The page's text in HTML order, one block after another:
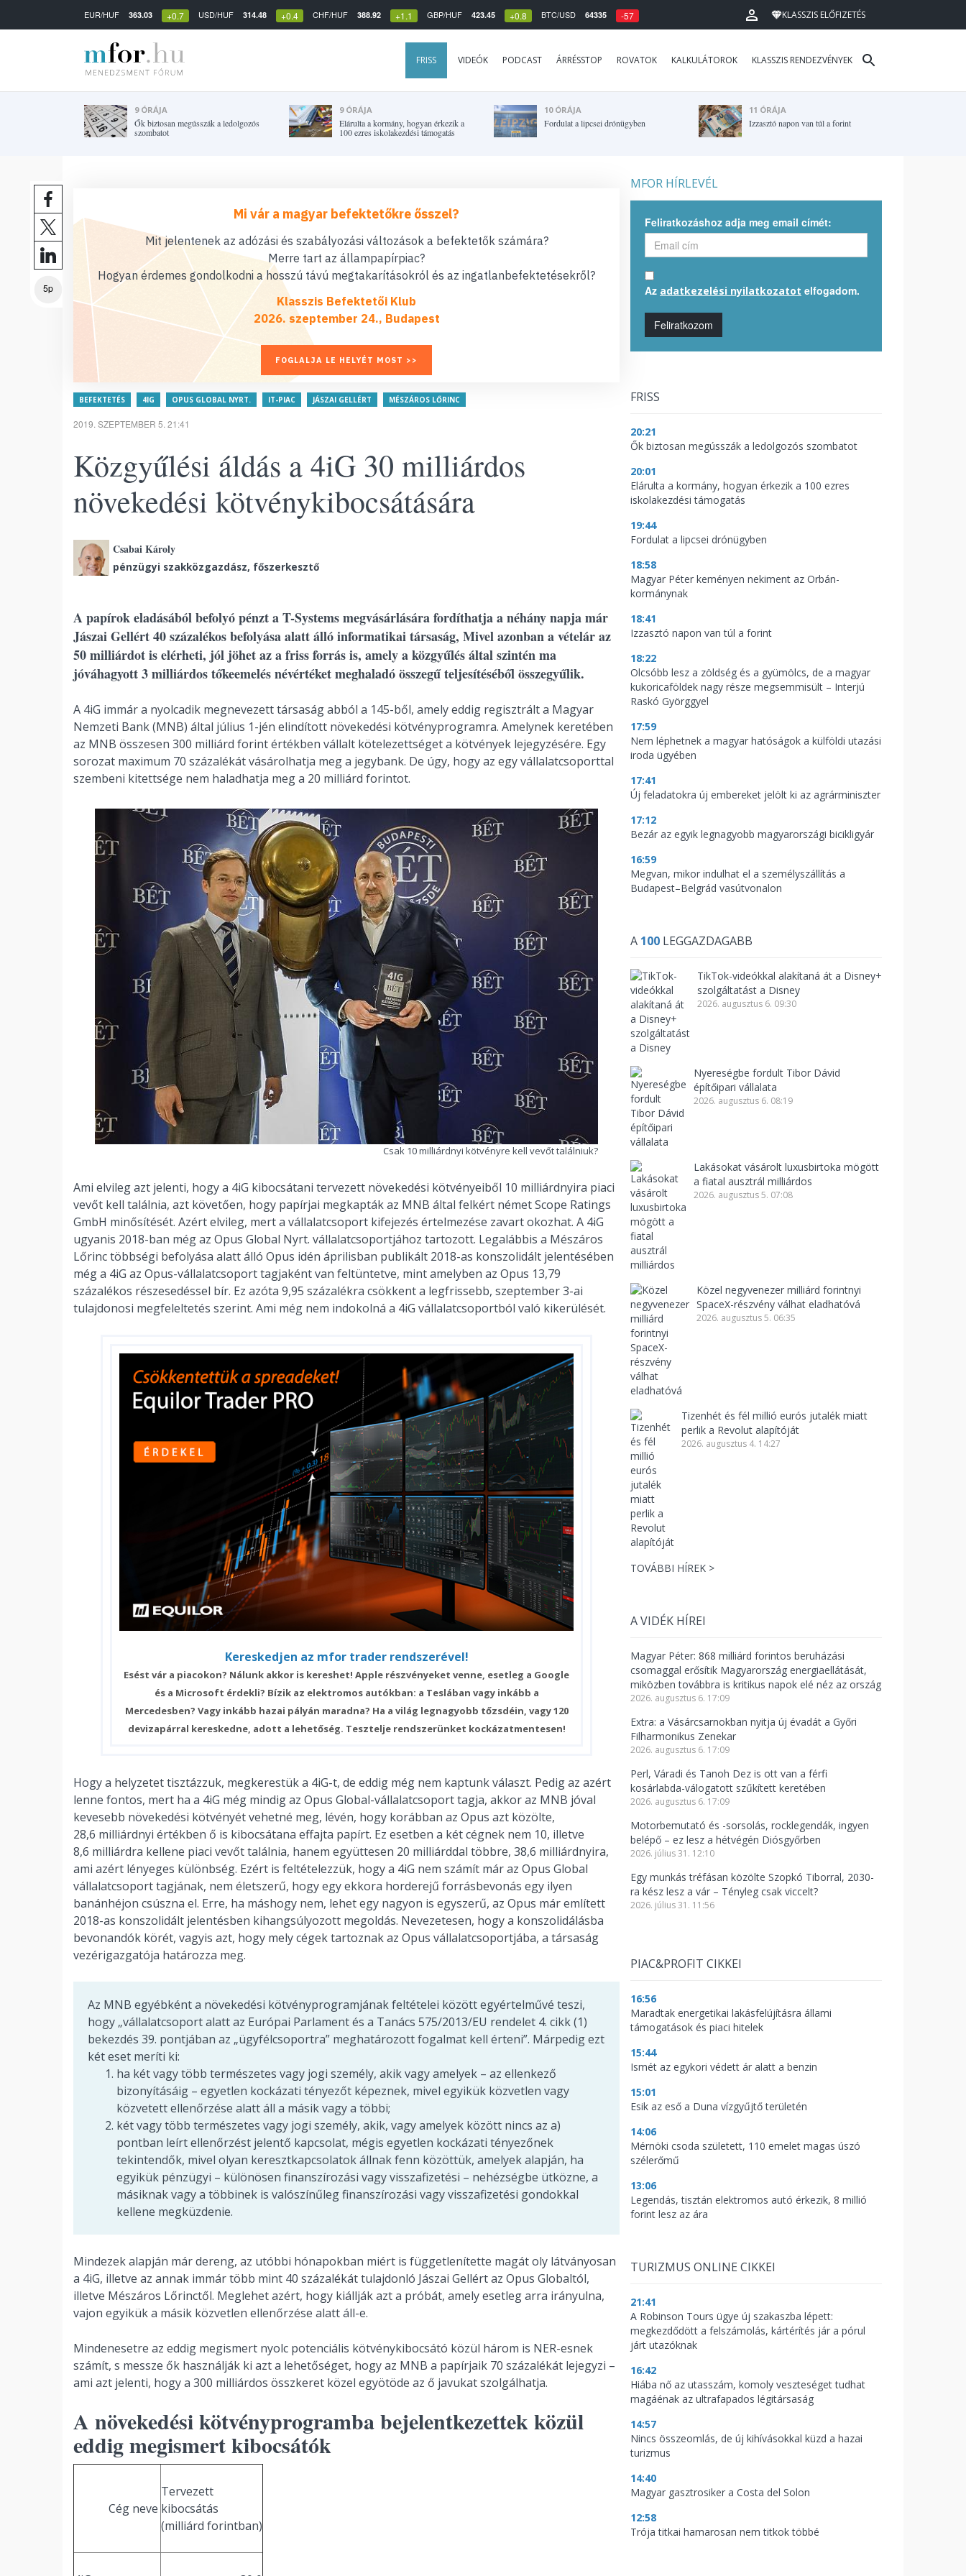
EUR/HUF 363.03 +0.7 USD/HUF 314.48 +0.4 CHF/HUF 388.92 +1.1 GBP/HUF 423.45 +0.8 BTC/USD 64335 -57 KLASSZIS ELŐFIZETÉS
FRISS VIDEÓK PODCAST ÁRRÉSSTOP ROVATOK KALKULÁTOROK KLASSZIS RENDEZVÉNYEK
9 ÓRÁJA
Ők biztosan megússzák a ledolgozós
szombatot
9 ÓRÁJA
Elárulta a kormány, hogyan érkezik a
100 ezres iskolakezdési támogatás
10 ÓRÁJA
Fordulat a lipcsei drónügyben
11 ÓRÁJA
Izzasztó napon van túl a forint
5p
Mi vár a magyar befektetőkre ősszel?
Mit jelentenek az adózási és szabályozási változások a befektetők számára?
Merre tart az állampapírpiac?
Hogyan érdemes gondolkodni a hosszú távú megtakarításokról és az ingatlanbefektetésekről?
Klasszis Befektetői Klub
2026. szeptember 24., Budapest
FOGLALJA LE HELYÉT MOST >>
BEFEKTETÉS 4IG OPUS GLOBAL NYRT. IT-PIAC JÁSZAI GELLÉRT MÉSZÁROS LŐRINC
2019. SZEPTEMBER 5. 21:41
Közgyűlési áldás a 4iG 30 milliárdos
növekedési kötvénykibocsátására
Csabai Károly
pénzügyi szakközgazdász, főszerkesztő
A papírok eladásából befolyó pénzt a T-Systems megvásárlására fordíthatja a néhány napja már
Jászai Gellért 40 százalékos befolyása alatt álló informatikai társaság, Mivel azonban a vételár az
50 milliárdot is elérheti, jól jöhet az a friss forrás is, amely a közgyűlés által szintén ma
jóváhagyott 3 milliárdos tőkeemelés névértéket meghaladó összegű teljesítéséből összegyűlik.
A 4iG immár a nyolcadik megnevezett társaság abból a 145-ből, amely eddig regisztrált a Magyar
Nemzeti Bank (MNB) által július 1-jén elindított növekedési kötvényprogramra. Amelynek keretében
az MNB összesen 300 milliárd forint értékben vállalt kötelezettséget a kötvények lejegyzésére. Egy
sorozat maximum 70 százalékát vásárolhatja meg a jegybank. De úgy, hogy az egy vállalatcsoporttal
szembeni kitettsége nem haladhatja meg a 20 milliárd forintot.
Csak 10 milliárdnyi kötvényre kell vevőt találniuk?
Ami elvileg azt jelenti, hogy a 4iG kibocsátani tervezett növekedési kötvényeiből 10 milliárdnyira piaci
vevőt kell találnia, azt követően, hogy papírjai megkapták az MNB által felkért német Scope Ratings
GmbH minősítését. Azért elvileg, mert a vállalatcsoport kifejezés értelmezése zavart okozhat. A 4iG
ugyanis 2018-ban még az Opus Global Nyrt. vállalatcsoportjához tartozott. Legalábbis a Mészáros
Lőrinc többségi befolyása alatt álló Opus idén áprilisban publikált 2018-as konszolidált jelentésében
még a 4iG az Opus-vállalatcsoport tagjaként van feltüntetve, mint amelyben az Opus 13,79
százalékos részesedéssel bír. Ez azóta 9,95 százalékra csökkent a legfrissebb, szeptember 3-ai
tulajdonosi megfeleltetés szerint. Ami még nem indokolná a 4iG vállalatcsoportból való kikerülését.
Kereskedjen az mfor trader rendszerével!
Esést vár a piacokon? Nálunk akkor is kereshet! Apple részvényeket venne, esetleg a Google
és a Microsoft érdekli? Bízik az elektromos autókban: a Teslában vagy inkább a
Mercedesben? Vagy inkább hazai pályán maradna? Ha a világ legnagyobb tőzsdéin, vagy 120
devizapárral kereskedne, adott a lehetőség. Tesztelje rendszerünket kockázatmentesen!
Hogy a helyzetet tisztázzuk, megkerestük a 4iG-t, de eddig még nem kaptunk választ. Pedig az azért
lenne fontos, mert ha a 4iG még mindig az Opus Global-vállalatcsoport tagja, akkor az MNB jóval
kevesebb növekedési kötvényét vehetné meg, lévén, hogy korábban az Opus azt közölte,
28,6 milliárdnyi értékben ő is kibocsátana effajta papírt. Ez esetben a két cégnek nem 10, illetve
8,6 milliárdra kellene piaci vevőt találnia, hanem együttesen 20 milliárddal többre, 38,6 milliárdnyira,
ami azért lényeges különbség. Ezért is feltételezzük, hogy a 4iG nem számít már az Opus Global
vállalatcsoport tagjának, nem életszerű, hogy egy ekkora horderejű forrásbevonás egy ilyen
banánhéjon csúszna el. Erre, ha máshogy nem, lehet egy nagyon is egyszerű, az Opus már említett
2018-as konszolidált jelentésben kihangsúlyozott megoldás. Nevezetesen, hogy a konszolidálásba
bevonandók körét, vagyis azt, hogy mely cégek tartoznak az Opus vállalatcsoportjába, a társaság
vezérigazgatója határozza meg.
Az MNB egyébként a növekedési kötvényprogramjának feltételei között egyértelművé teszi,
hogy „vállalatcsoport alatt az Európai Parlament és a Tanács 575/2013/EU rendelet 4. cikk (1)
bekezdés 39. pontjában az „ügyfélcsoportra” meghatározott fogalmat kell érteni”. Márpedig ezt
két eset meríti ki:
ha két vagy több természetes vagy jogi személy, akik vagy amelyek – az ellenkező
bizonyításáig – egyetlen kockázati tényezőt képeznek, mivel egyikük közvetlen vagy
közvetett ellenőrzése alatt áll a másik vagy a többi;
két vagy több természetes vagy jogi személy, akik, vagy amelyek között nincs az a)
pontban leírt ellenőrzést jelentő kapcsolat, mégis egyetlen kockázati tényezőnek
tekintendők, mivel olyan keresztkapcsolatok állnak fenn közöttük, amelyek alapján, ha
egyikük pénzügyi – különösen finanszírozási vagy visszafizetési – nehézségbe ütközne, a
másiknak vagy a többinek is valószínűleg finanszírozási vagy visszafizetési gondokkal
kellene megküzdenie.
Mindezek alapján már dereng, az utóbbi hónapokban miért is függetlenítette magát oly látványosan
a 4iG, illetve az annak immár több mint 40 százalékát tulajdonló Jászai Gellért az Opus Globaltól,
illetve Mészáros Lőrinctől. Meglehet azért, hogy kiállják azt a próbát, amely esetleg arra irányulna,
vajon egyikük a másik közvetlen ellenőrzése alatt áll-e.
Mindenesetre az eddig megismert nyolc potenciális kötvénykibocsátó közül három is NER-esnek
számít, s messze ők használják ki azt a lehetőséget, hogy az MNB a papírjaik 70 százalékát lejegyzi –
ami azt jelenti, hogy a 300 milliárdos összkeret közel egyötöde az ő javukat szolgálhatja.
A növekedési kötvényprogramba bejelentkezettek közül
eddig megismert kibocsátók
Cég neve
Tervezett
kibocsátás
(milliárd forintban)
MFOR HÍRLEVÉL
Feliratkozáshoz adja meg email címét:
Az adatkezelési nyilatkozatot elfogadom.
Feliratkozom
FRISS
20:21
Ők biztosan megússzák a ledolgozós szombatot
20:01
Elárulta a kormány, hogyan érkezik a 100 ezres
iskolakezdési támogatás
19:44
Fordulat a lipcsei drónügyben
18:58
Magyar Péter keményen nekiment az Orbán-
kormánynak
18:41
Izzasztó napon van túl a forint
18:22
Olcsóbb lesz a zöldség és a gyümölcs, de a magyar
kukoricaföldek nagy része megsemmisült – Interjú
Raskó Györggyel
17:59
Nem léphetnek a magyar hatóságok a külföldi utazási
iroda ügyében
17:41
Új feladatokra új embereket jelölt ki az agrárminiszter
17:12
Bezár az egyik legnagyobb magyarországi bicikligyár
16:59
Megvan, mikor indulhat el a személyszállítás a
Budapest–Belgrád vasútvonalon
A 100 LEGGAZDAGABB
TikTok-videókkal alakítaná át a Disney+
szolgáltatást a Disney
2026. augusztus 6. 09:30
Nyereségbe fordult Tibor Dávid
építőipari vállalata
2026. augusztus 6. 08:19
Lakásokat vásárolt luxusbirtoka mögött
a fiatal ausztrál milliárdos
2026. augusztus 5. 07:08
Közel negyvenezer milliárd forintnyi
SpaceX-részvény válhat eladhatóvá
2026. augusztus 5. 06:35
Tizenhét és fél millió eurós jutalék miatt
perlik a Revolut alapítóját
2026. augusztus 4. 14:27
TOVÁBBI HÍREK >
A VIDÉK HÍREI
Magyar Péter: 868 milliárd forintos beruházási
csomaggal erősítik Magyarország energiaellátását,
miközben továbbra is kritikus napok elé néz az ország
2026. augusztus 6. 17:09
Extra: a Vásárcsarnokban nyitja új évadát a Győri
Filharmonikus Zenekar
2026. augusztus 6. 17:09
Perl, Váradi és Tanoh Dez is ott van a férfi
kosárlabda-válogatott szűkített keretében
2026. augusztus 6. 17:09
Motorbemutató és -sorsolás, rocklegendák, ingyen
belépő – ez lesz a hétvégén Diósgyőrben
2026. július 31. 12:10
Egy munkás tréfásan közölte Szopkó Tiborral, 2030-
ra kész lesz a vár – Tényleg csak viccelt?
2026. július 31. 11:56
PIAC&PROFIT CIKKEI
16:56
Maradtak energetikai lakásfelújításra állami
támogatások és piaci hitelek
15:44
Ismét az egykori védett ár alatt a benzin
15:01
Esik az eső a Duna vízgyűjtő területén
14:06
Mérnöki csoda született, 110 emelet magas úszó
szélerőmű
13:06
Legendás, tisztán elektromos autó érkezik, 8 millió
forint lesz az ára
TURIZMUS ONLINE CIKKEI
21:41
A Robinson Tours ügye új szakaszba lépett:
megkezdődött a felszámolás, kártérítés jár a pórul
járt utazóknak
16:42
Hiába nő az utasszám, komoly veszteséget tudhat
magáénak az ultrafapados légitársaság
14:57
Nincs összeomlás, de új kihívásokkal küzd a hazai
turizmus
14:40
Magyar gasztrosiker a Costa del Solon
12:58
Trója titkai hamarosan nem titkok többé